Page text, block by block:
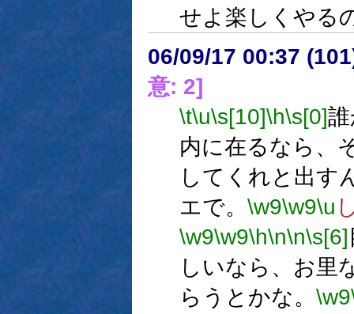
せよ楽しくやる
06/09/17 00:37
意: 2]
\t\u\s[10]\h\s[0]
内に在るなら、
してくれと出す
エで。 \w9\w9\u
\w9\w9\h\n\n\s[6]
しいなら、お里
らうとかな。 \w9